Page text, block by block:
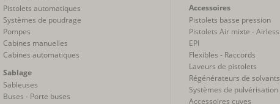
Pistolets automatiques
Systèmes de poudrage
Pompes
Cabines manuelles
Cabines automatiques
Sablage
Sableuses
Buses - Porte buses
Accessoires
Pistolets basse pression
Pistolets Air mixte - Airless
EPI
Flexibles - Raccords
Laveurs de pistolets
Régénérateurs de solvants
Systèmes de pulvérisation
Accessoires cuves